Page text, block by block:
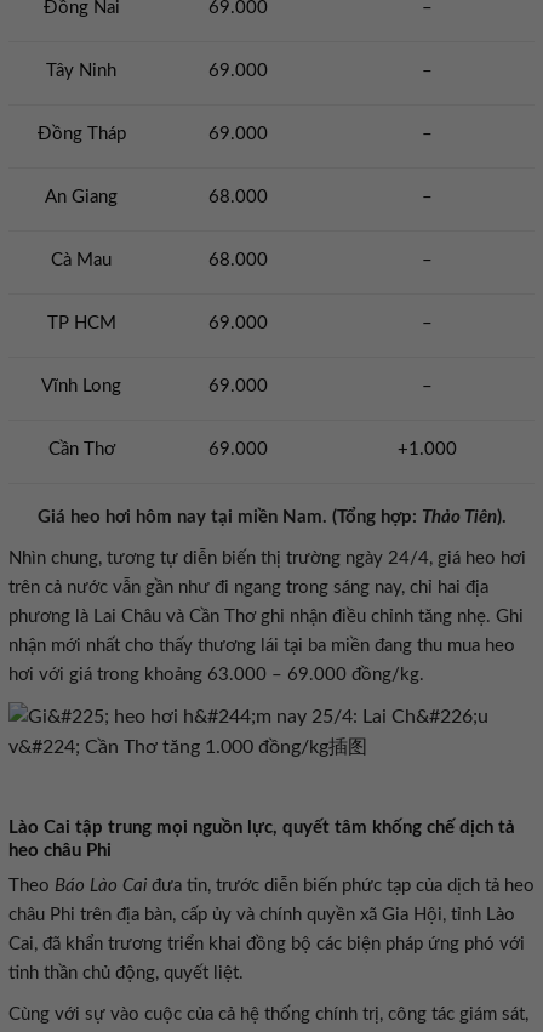
Đồng Nai 69.000 –
Tây Ninh 69.000 –
Đồng Tháp 69.000 –
An Giang 68.000 –
Cà Mau 68.000 –
TP HCM 69.000 –
Vĩnh Long 69.000 –
Cần Thơ 69.000 +1.000
Giá heo hơi hôm nay tại miền Nam. (Tổng hợp: Thảo Tiên).
Nhìn chung, tương tự diễn biến thị trường ngày 24/4, giá heo hơi
trên cả nước vẫn gần như đi ngang trong sáng nay, chỉ hai địa
phương là Lai Châu và Cần Thơ ghi nhận điều chỉnh tăng nhẹ. Ghi
nhận mới nhất cho thấy thương lái tại ba miền đang thu mua heo
hơi với giá trong khoảng 63.000 – 69.000 đồng/kg.
Lào Cai tập trung mọi nguồn lực, quyết tâm khống chế dịch tả
heo châu Phi
Theo Báo Lào Cai đưa tin, trước diễn biến phức tạp của dịch tả heo
châu Phi trên địa bàn, cấp ủy và chính quyền xã Gia Hội, tỉnh Lào
Cai, đã khẩn trương triển khai đồng bộ các biện pháp ứng phó với
tinh thần chủ động, quyết liệt.
Cùng với sự vào cuộc của cả hệ thống chính trị, công tác giám sát,